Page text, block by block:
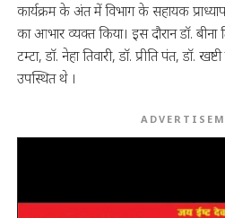
कार्यक्रम के अंत में विभाग के सहायक
का आभार व्यक्त किया। इस दौरान डॉ. बीना
टम्टा, डॉ. नेहा तिवारी, डॉ. प्रीति पंत, डॉ.
उपस्थित थे ।